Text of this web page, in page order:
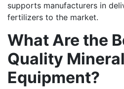
supports manufacturers in
fertilizers to the market.
What Are the
Quality
Equipment?